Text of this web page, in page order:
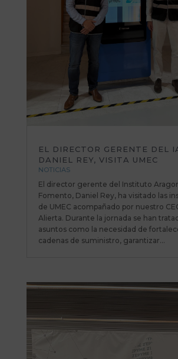
EL DIRECTOR GERENTE DEL
DANIEL REY, VISITA UMEC
NOTICIAS
El director gerente del Instituto
Fomento, Daniel Rey, ha visitado las
de UMEC acompañado por nuestro
Alierta. Durante la jornada se han
asuntos como la necesidad de
cadenas de suministro, garantizar...